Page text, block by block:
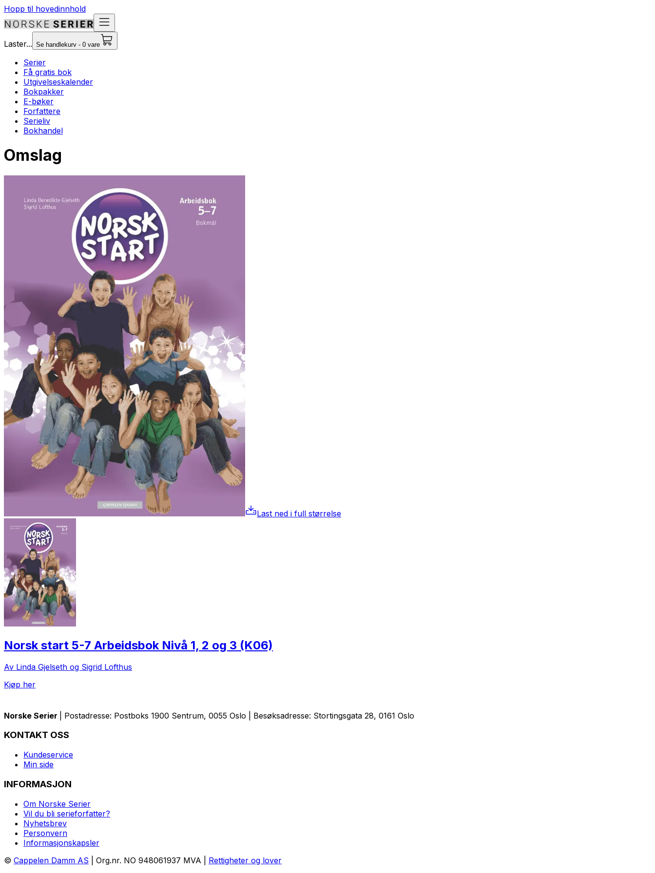
Hopp til hovedinnhold
Laster... Se handlekurv - 0 vare
Serier
Få gratis bok
Utgivelseskalender
Bokpakker
E-bøker
Forfattere
Serieliv
Bokhandel
Omslag
Last ned i full størrelse
Norsk start 5-7 Arbeidsbok Nivå 1, 2 og 3 (K06)
Av Linda Gjelseth og Sigrid Lofthus
Kjøp her
Norske Serier | Postadresse: Postboks 1900 Sentrum, 0055 Oslo | Besøksadresse: Stortingsgata 28, 0161 Oslo
KONTAKT OSS
Kundeservice
Min side
INFORMASJON
Om Norske Serier
Vil du bli serieforfatter?
Nyhetsbrev
Personvern
Informasjonskapsler
© Cappelen Damm AS | Org.nr. NO 948061937 MVA | Rettigheter og lover